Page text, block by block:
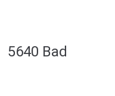
5640 Bad